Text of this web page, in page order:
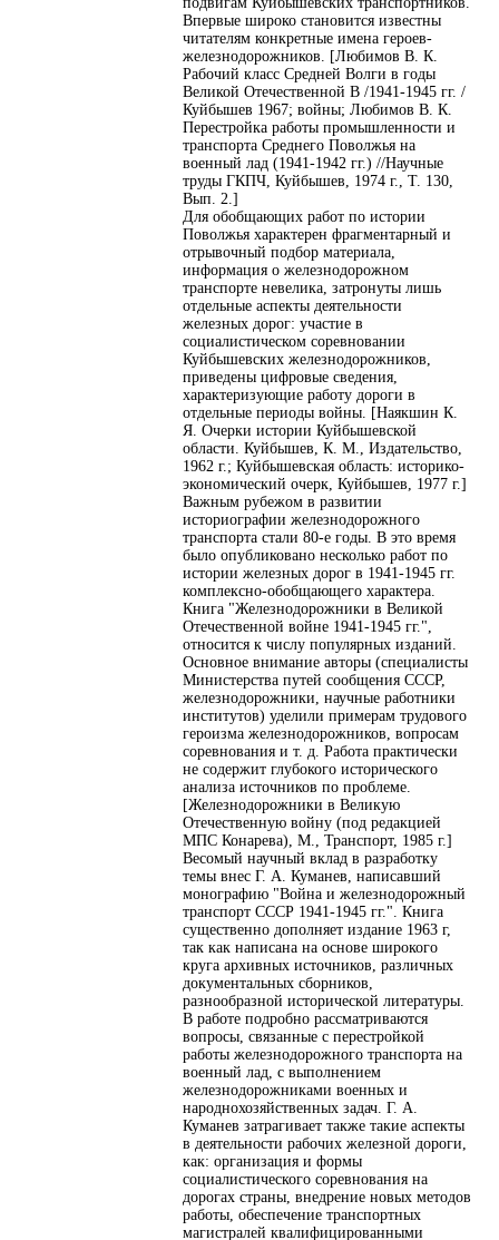
Впервые широко становится известны
читателям конкретные имена героев-
железнодорожников. [Любимов В. К.
Рабочий класс Средней Волги в годы
Великой Отечественной В /1941-1945 гг. /
Куйбышев 1967; войны; Любимов В. К.
Перестройка работы промышленности и
транспорта Среднего Поволжья на
военный лад (1941-1942 гг.) //Научные
труды ГКПЧ, Куйбышев, 1974 г., Т. 130,
Вып. 2.]
Для обобщающих работ по истории
Поволжья характерен фрагментарный и
отрывочный подбор материала,
информация о железнодорожном
транспорте невелика, затронуты лишь
отдельные аспекты деятельности
железных дорог: участие в
социалистическом соревновании
Куйбышевских железнодорожников,
приведены цифровые сведения,
характеризующие работу дороги в
отдельные периоды войны. [Наякшин К.
Я. Очерки истории Куйбышевской
области. Куйбышев, К. М., Издательство,
1962 г.; Куйбышевская область: историко-
экономический очерк, Куйбышев, 1977 г.]
Важным рубежом в развитии
историографии железнодорожного
транспорта стали 80-е годы. В это время
было опубликовано несколько работ по
истории железных дорог в 1941-1945 гг.
комплексно-обобщающего характера.
Книга "Железнодорожники в Великой
Отечественной войне 1941-1945 гг.",
относится к числу популярных изданий.
Основное внимание авторы (специалисты
Министерства путей сообщения СССР,
железнодорожники, научные работники
институтов) уделили примерам трудового
героизма железнодорожников, вопросам
соревнования и т. д. Работа практически
не содержит глубокого исторического
анализа источников по проблеме.
[Железнодорожники в Великую
Отечественную войну (под редакцией
МПС Конарева), М., Транспорт, 1985 г.]
Весомый научный вклад в разработку
темы внес Г. А. Куманев, написавший
монографию "Война и железнодорожный
транспорт СССР 1941-1945 гг.". Книга
существенно дополняет издание 1963 г,
так как написана на основе широкого
круга архивных источников, различных
документальных сборников,
разнообразной исторической литературы.
В работе подробно рассматриваются
вопросы, связанные с перестройкой
работы железнодорожного транспорта на
военный лад, с выполнением
железнодорожниками военных и
народнохозяйственных задач. Г. А.
Куманев затрагивает также такие аспекты
в деятельности рабочих железной дороги,
как: организация и формы
социалистического соревнования на
дорогах страны, внедрение новых методов
работы, обеспечение транспортных
магистралей квалифицированными